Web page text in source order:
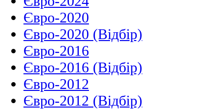
Євро-2020
Євро-2020 (Відбір)
Євро-2016
Євро-2016 (Відбір)
Євро-2012
Євро-2012 (Відбір)